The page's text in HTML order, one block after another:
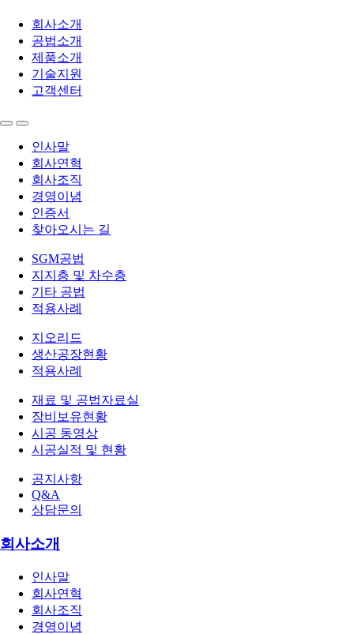
회사소개
공법소개
제품소개
기술지원
고객센터
인사말
회사연혁
회사조직
경영이념
인증서
찾아오시는 길
SGM공법
지지층 및 차수층
기타 공법
적용사례
지오리드
생산공장현황
적용사례
재료 및 공법자료실
장비보유현황
시공 동영상
시공실적 및 현황
공지사항
Q&A
상담문의
회사소개
인사말
회사연혁
회사조직
경영이념